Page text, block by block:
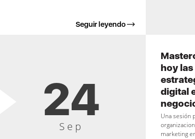
Seguir leyendo
24
Sep
hoy
digital
Una sesión
marketing